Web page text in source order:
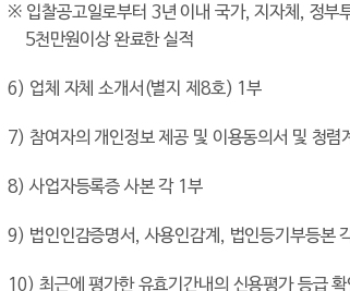
※ 입찰공고일로부터 3년 이내 국가,지자체 , 정부
5천만원이상 완료한 실적
6) 업체 자체 소개서 (별지 제 8호) 1부
7) 참여자의 개인정보 제공 및 이용동의서 및 청렴
8) 사업자등록증 사본 각 1부
9) 법인인감증명서, 사용인감계 , 법인등기부등본
10) 최근에 평가한 유효기간내의 신용평가 등급 확